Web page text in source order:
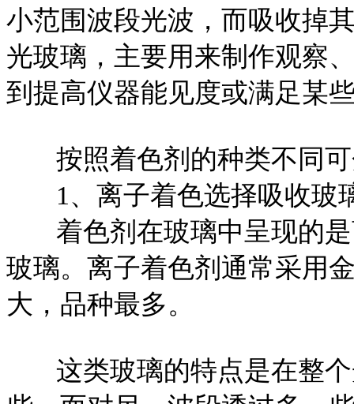
小范围波段光波，而吸收掉
光玻璃，主要用来制作观察
到提高仪器能见度或满足某
按照着色剂的种类不同可
1、离子着色选择吸收玻
着色剂在玻璃中呈现的是
玻璃。离子着色剂通常采用
大，品种最多。
这类玻璃的特点是在整个